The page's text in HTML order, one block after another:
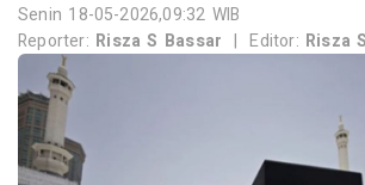
Senin 18-05-2026,09:32 WIB
Reporter: Risza S Bassar | Editor: Risza